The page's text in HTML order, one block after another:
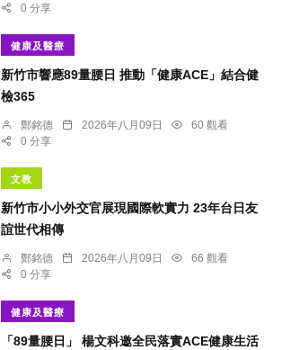
0 分享
健康及醫療
新竹市響應89量腰日 推動「健康ACE」結合健
檢365
鄭銘德 2026年八月09日
60 觀看
0 分享
文教
新竹市小小外交官展現國際軟實力 23年台日友
誼世代相傳
鄭銘德 2026年八月09日
66 觀看
0 分享
健康及醫療
「89量腰日」 楊文科邀全民落實ACE健康生活